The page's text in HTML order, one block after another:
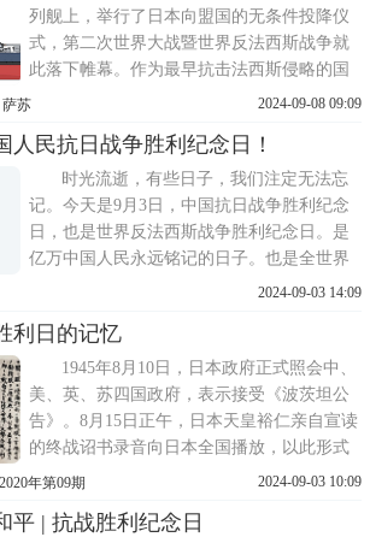
人提出异议，差不多
列舰上，举行了日本向盟国的无条件投降仪
式，第二次世界大战暨世界反法西斯战争就
此落下帷幕。作为最早抗击法西斯侵略的国
家和战后五大国之一，中国代表光荣地参加
的投降书上签字受降。不过，为什么把这样
一个隆重庄严的仪式布置在该舰上如此狭小
的一个地方?空间局
苏 2024-09-08 09:09
人民抗日战争胜利纪念日！
时光流逝，有些日子，我们注定无法忘
记。今天是9月3日，中国抗日战争胜利纪念
日，也是世界反法西斯战争胜利纪念日。是
亿万中国人民永远铭记的日子。也是全世界
热爱和平的人民永远铭记的日子。为什么将9
烟，胜利的场面向我们走来。时间回到79年
前。1945年9
2024-09-03 14:09
利日的记忆
1945年8月10日，日本政府正式照会中、
美、英、苏四国政府，表示接受《波茨坦公
告》。8月15日正午，日本天皇裕仁亲自宣读
的终战诏书录音向日本全国播放，以此形式
正式宣布无条件投降。9月2日，在东京湾的
签字。中国人民经过14年艰苦卓绝、英勇顽
年第09期
2024-09-03 10:09
平 | 抗战胜利纪念日